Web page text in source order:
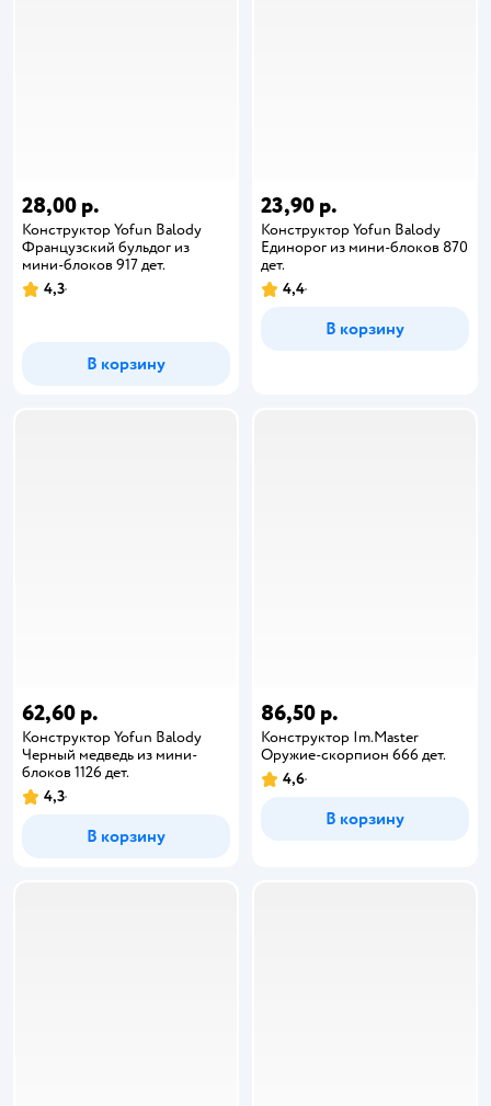
28,00 р.
Конструктор Yofun Balody
Французский бульдог из
мини-блоков 917 дет.
4,3
В корзину
23,90 р.
Конструктор Yofun Balody
Единорог из мини-блоков 870
дет.
4,4
В корзину
62,60 р.
Конструктор Yofun Balody
Черный медведь из мини-
блоков 1126 дет.
4,3
В корзину
86,50 р.
Конструктор Im.Master
Оружие-скорпион 666 дет.
4,6
В корзину